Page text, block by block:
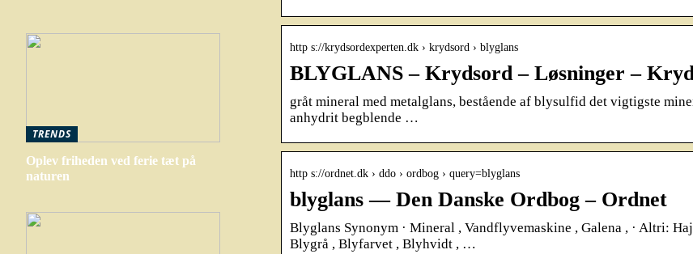
http s://krydsordexperten.dk › krydsord › blyglans
BLYGLANS – Krydsord – Løsninger –
gråt mineral med metalglans, bestående af blysulfid det vigtigste
anhydrit begblende …
http s://ordnet.dk › ddo › ordbog › query=blyglans
blyglans — Den Danske Ordbog – Ordnet
Blyglans Synonym · Mineral , Vandflyvemaskine , Galena , · Altri:
Blygrå , Blyfarvet , Blyhvidt , …
TRENDS
Oplev friheden ved ferie tæt på
naturen